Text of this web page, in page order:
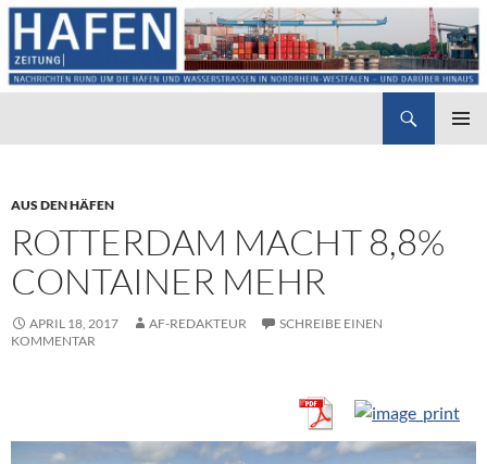
AUS DEN HÄFEN
ROTTERDAM MACHT 8,8%
CONTAINER MEHR
APRIL 18, 2017 AF-REDAKTEUR
SCHREIBE EINEN
KOMMENTAR